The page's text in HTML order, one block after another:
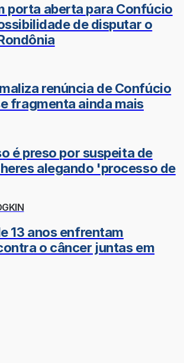
porta aberta para Confúcio
de disputar o
renúncia de Confúcio
fragmenta ainda mais
é preso por suspeita de
alegando 'processo de
13 anos enfrentam
o câncer juntas em